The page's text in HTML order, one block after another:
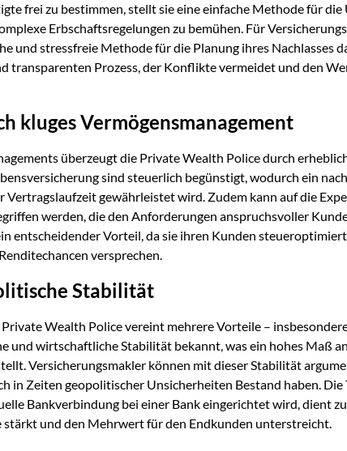
frei zu bestimmen, stellt sie eine einfache Methode für
Erbschaftsregelungen zu bemühen. Für
und stressfreie Methode für die Planung ihres Nachlasses
transparenten Prozess, der Konflikte vermeidet und den
kluges Vermögensmanagement
überzeugt die Private Wealth Police durch
sind steuerlich begünstigt, wodurch ein
Vertragslaufzeit gewährleistet wird. Zudem kann auf die
werden, die den Anforderungen anspruchsvoller
entscheidender Vorteil, da sie ihren Kunden
versprechen.
Stabilität
Wealth Police vereint mehrere Vorteile –
und wirtschaftliche Stabilität bekannt, was ein hohes Maß
Versicherungsmakler können mit dieser Stabilität
in Zeiten geopolitischer Unsicherheiten Bestand haben. Die
Bankverbindung bei einer Bank eingerichtet wird, dient
stärkt und den Mehrwert für den Endkunden unterstreicht.